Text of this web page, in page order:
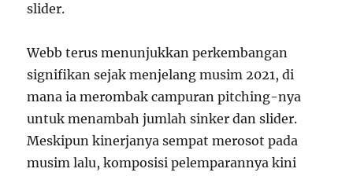
slider.
Webb terus menunjukkan perkembangan
signifikan sejak menjelang musim 2021, di
mana ia merombak campuran pitching-nya
untuk menambah jumlah sinker dan slider.
Meskipun kinerjanya sempat merosot pada
musim lalu, komposisi pelemparannya kini